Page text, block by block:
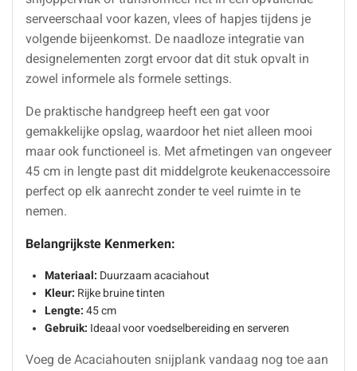
serveerschaal voor kazen, vlees of hapjes tijdens je
volgende bijeenkomst. De naadloze integratie van
designelementen zorgt ervoor dat dit stuk opvalt in
zowel informele als formele settings.
De praktische handgreep heeft een gat voor
gemakkelijke opslag, waardoor het niet alleen mooi
maar ook functioneel is. Met afmetingen van ongeveer
45 cm in lengte past dit middelgrote keukenaccessoire
perfect op elk aanrecht zonder te veel ruimte in te
nemen.
Belangrijkste Kenmerken:
Materiaal: Duurzaam acaciahout
Kleur: Rijke bruine tinten
Lengte: 45 cm
Gebruik: Ideaal voor voedselbereiding en serveren
Voeg de Acaciahouten snijplank vandaag nog toe aan